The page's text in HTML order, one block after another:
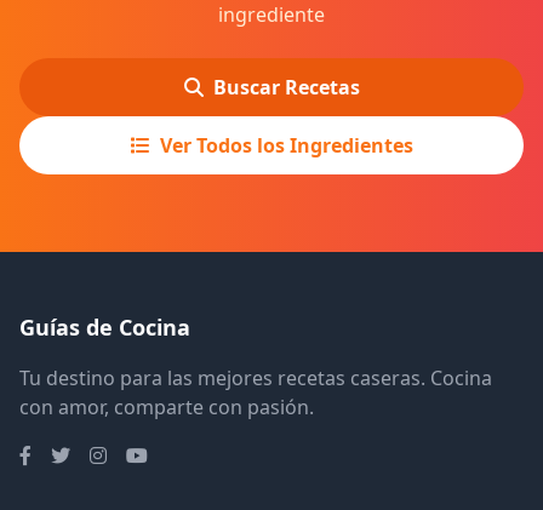
ingrediente
Buscar Recetas
Ver Todos los Ingredientes
Guías de Cocina
Tu destino para las mejores recetas caseras. Cocina
con amor, comparte con pasión.